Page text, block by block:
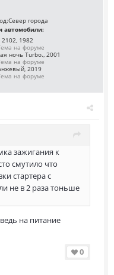
Север города
автомобили:
2102, 1982
на форуме
ночь Turbo., 2001
на форуме
2019
на форуме
зажигания к
смутило что
стартера с
не в 2 раза тоньше
на питание
0